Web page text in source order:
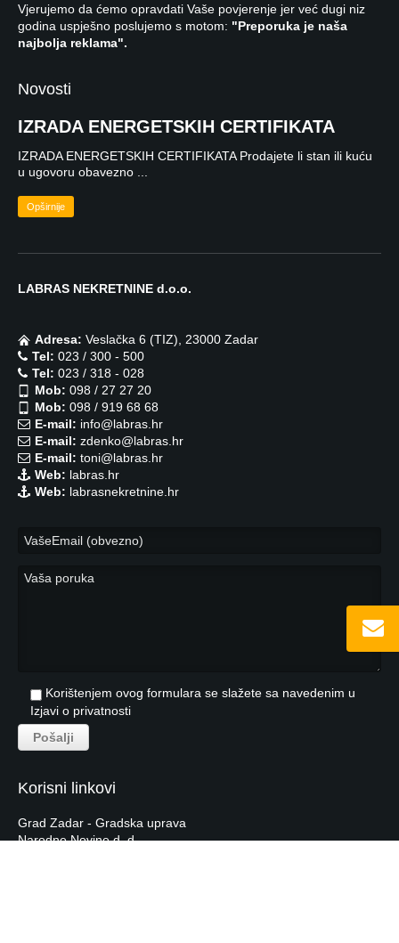
Vjerujemo da ćemo opravdati Vaše povjerenje jer već dugi niz
godina uspješno poslujemo s motom: "Preporuka je naša
najbolja reklama".
Novosti
IZRADA ENERGETSKIH CERTIFIKATA
IZRADA ENERGETSKIH CERTIFIKATA Prodajete li stan ili kuću
u ugovoru obavezno ...
Opširnije
LABRAS NEKRETNINE d.o.o.
Adresa: Veslačka 6 (TIZ), 23000 Zadar
Tel: 023 / 300 - 500
Tel: 023 / 318 - 028
Mob: 098 / 27 27 20
Mob: 098 / 919 68 68
E-mail: info@labras.hr
E-mail: zdenko@labras.hr
E-mail: toni@labras.hr
Web: labras.hr
Web: labrasnekretnine.hr
Korištenjem ovog formulara se slažete sa navedenim u
Izjavi o privatnosti
Korisni linkovi
Grad Zadar - Gradska uprava
Narodne Novine d. d.